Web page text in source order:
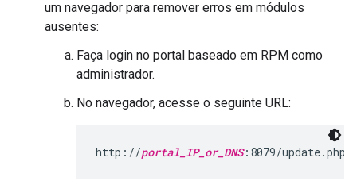
um navegador para remover erros em módulos
ausentes:
Faça login no portal baseado em RPM como
administrador.
No navegador, acesse o seguinte URL:
http://portal_IP_or_DNS:8079/update.php